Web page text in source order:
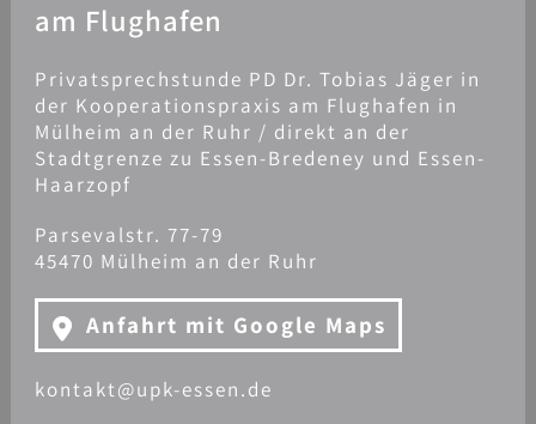
am Flughafen
Privatsprechstunde PD Dr. Tobias Jäger in
der Kooperationspraxis am Flughafen in
Mülheim an der Ruhr / direkt an der
Stadtgrenze zu Essen-Bredeney und Essen-
Haarzopf
Parsevalstr. 77-79
45470 Mülheim an der Ruhr
Anfahrt mit Google Maps
kontakt@upk-essen.de